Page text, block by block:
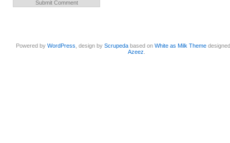
Powered byWordPress , design byScrupeda based onWhite as Milk Theme
Azeez